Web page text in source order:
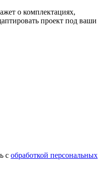
о комплектациях,
проект под ваши
с обработкой персональных